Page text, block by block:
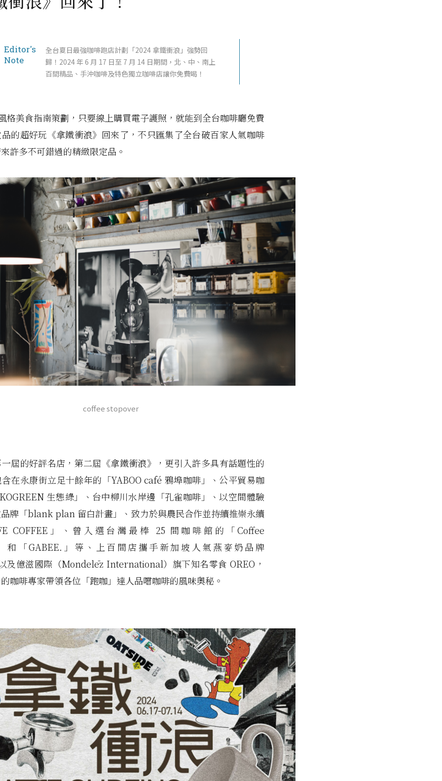
Editor's
Note
全台夏日最強咖啡跑店計劃「2024 拿鐵衝浪」強勢回
歸！2024 年 6 月 17 日至 7 月 14 日期間，北、中、南上
百間精品、手沖咖啡及特色獨立咖啡店讓你免費喝！
格美食指南策劃，只要線上購買電子護照，就能到全台咖啡廳免費
的超好玩《拿鐵衝浪》回來了，不只匯集了全台破百家人氣咖啡
許多不可錯過的精緻限定品。
coffee stopover
屆的好評名店，第二屆《拿鐵衝浪》，更引入許多具有話題性的
在永康街立足十餘年的「YABOO café 鴉埠咖啡」、公平貿易咖
生態綠」、台中柳川水岸邊「孔雀咖啡」、以空間體驗
牌「blank plan 留白計畫」、致力於與農民合作並持續推崇永續
COFFEE」、曾入選台灣最棒 25 間咖啡館的「Coffee
和「GABEE.」等、上百間店攜手新加坡人氣燕麥奶品牌
及億滋國際（Mondelēz International）旗下知名零食 OREO，
咖啡專家帶領各位「跑咖」達人品嚐咖啡的風味奧秘。